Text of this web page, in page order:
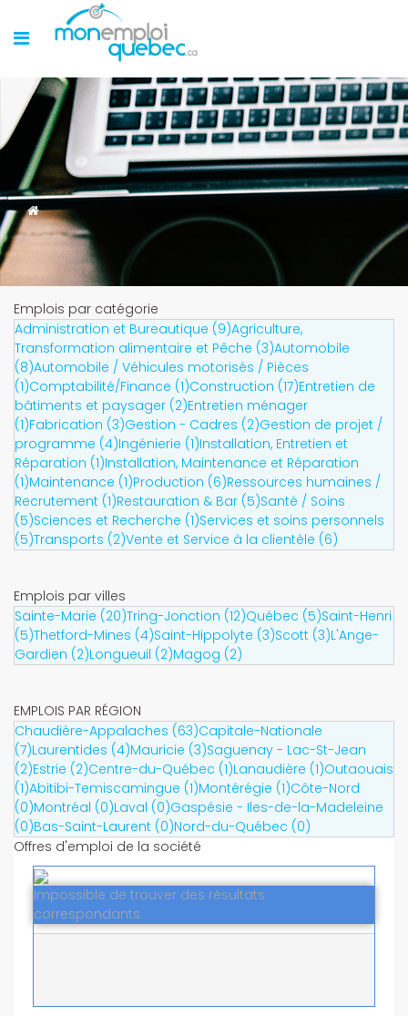
Emplois par catégorie
Administration et Bureautique (9)Agriculture,
Transformation alimentaire et Pêche (3)Automobile
(8)Automobile / Véhicules motorisés / Pièces
(1)Comptabilité/Finance (1)Construction (17)Entretien de
bâtiments et paysager (2)Entretien ménager
(1)Fabrication (3)Gestion - Cadres (2)Gestion de projet /
programme (4)Ingénierie (1)Installation, Entretien et
Réparation (1)Installation, Maintenance et Réparation
(1)Maintenance (1)Production (6)Ressources humaines /
Recrutement (1)Restauration & Bar (5)Santé / Soins
(5)Sciences et Recherche (1)Services et soins personnels
(5)Transports (2)Vente et Service à la clientèle (6)
Emplois par villes
Sainte-Marie (20)Tring-Jonction (12)Québec (5)Saint-Henri
(5)Thetford-Mines (4)Saint-Hippolyte (3)Scott (3)L'Ange-
Gardien (2)Longueuil (2)Magog (2)
EMPLOIS PAR RÉGION
Chaudière-Appalaches (63)Capitale-Nationale
(7)Laurentides (4)Mauricie (3)Saguenay - Lac-St-Jean
(2)Estrie (2)Centre-du-Québec (1)Lanaudière (1)Outaouais
(1)Abitibi-Temiscamingue (1)Montérégie (1)Côte-Nord
(0)Montréal (0)Laval (0)Gaspésie - Iles-de-la-Madeleine
(0)Bas-Saint-Laurent (0)Nord-du-Québec (0)
Offres d'emploi de la société
Impossible de trouver des résultats
correspondants.